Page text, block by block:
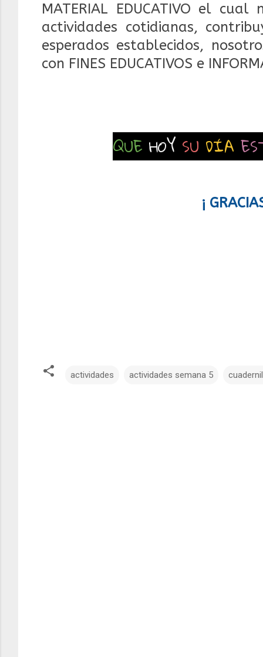
MATERIAL EDUCATIVO el
actividades cotidianas,
esperados establecidos,
con FINES EDUCATIVOS e
QUE HOY SU DÍA
¡
actividades actividades semana 5